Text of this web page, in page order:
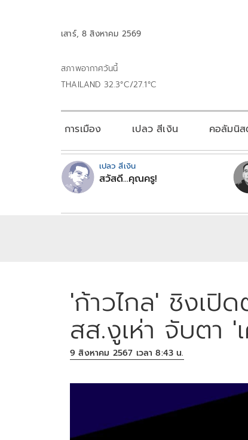
เสาร์, 8 สิงหาคม 2569
สภาพอากาศวันนี้
THAILAND 32.3°C/27.1°C
การเมือง เปลว สีเงิน คอลัมนิ
เปลว สีเงิน
สวัสดี...คุณครู!
'ก้าวไกล' ชิงเปิ
สส.งูเห่า จับตา
9 สิงหาคม 2567 เวลา 8:43 น.